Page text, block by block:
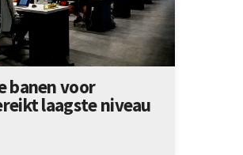
banen voor
laagste niveau